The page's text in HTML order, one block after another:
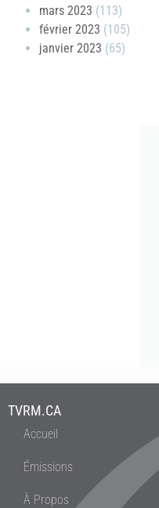
mars 2023 (113)
février 2023 (105)
janvier 2023 (65)
TVRM.CA
Accueil
Émissions
À Propos